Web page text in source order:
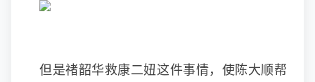
但是禇韶华救康二妞这件事情，使陈大顺帮